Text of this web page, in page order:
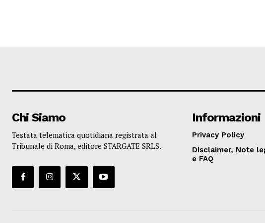
Chi Siamo
Testata telematica quotidiana registrata al
Tribunale di Roma, editore STARGATE SRLS.
Informazioni
Privacy Policy
Disclaimer, Note
e FAQ